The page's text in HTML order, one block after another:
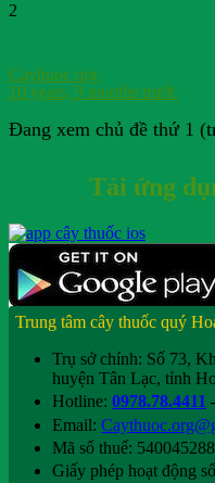
2
Cayhuoc org
10 years, 9 months trước
Đang xem chủ đề thứ 1
Tải ứng
Trung tâm cây thuốc quý
Trụ sở chính: Số 73,
huyện Tân Lạc, tỉnh
Hotline: 0978.78.4411
Email:
Mã số thuế:
Giấy phép hoạt động